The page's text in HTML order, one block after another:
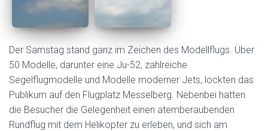
Der Samstag stand ganz im Zeichen des Modellflugs. Über
50 Modelle, darunter eine Ju-52, zahlreiche
Segelflugmodelle und Modelle moderner Jets, lockten das
Publikum auf den Flugplatz Messelberg. Nebenbei hatten
die Besucher die Gelegenheit einen atemberaubenden
Rundflug mit dem Helikopter zu erleben, und sich am